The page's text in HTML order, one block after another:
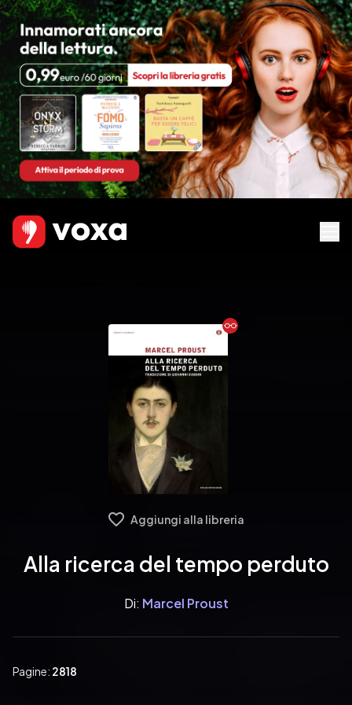
Ebook
Aggiungi alla libreria
Alla ricerca del tempo perduto
Di: Marcel Proust
Pagine: 2818